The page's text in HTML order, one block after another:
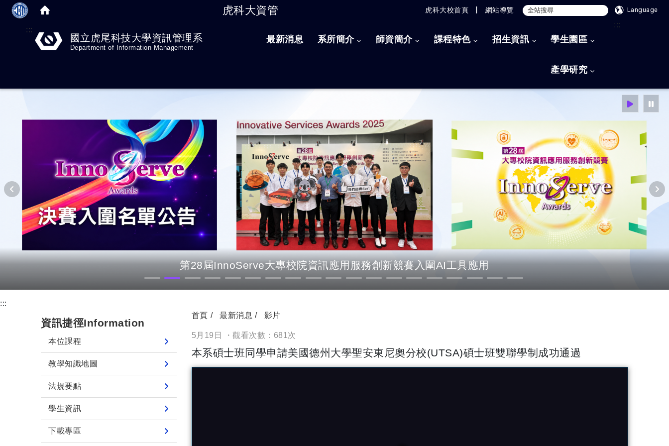
虎科大資管 虎科大校首頁 | 網站導覽 Language
跳到主要內容
:::
:::
國立虎尾科技大學資訊管理系
Department of Information Management
最新消息 系所簡介 師資簡介 課程特色 招生資訊 學生園區
產學研究
第28屆InnoServe大專校院資訊應用服務創新競賽入圍AI工具應用
:::
資訊捷徑Information
本位課程
教學知識地圖
法規要點
學生資訊
下載專區
首頁 最新消息 影片
5月19日 ・觀看次數：681次
本系碩士班同學申請美國德州大學聖安東尼奧分校(UTSA)碩士班雙聯學制成功通過